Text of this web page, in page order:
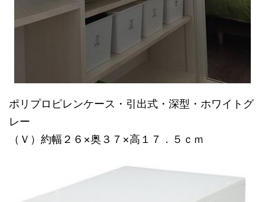
ポリプロピレンケース・引出式・深型・ホワイトグ
レー
（Ｖ）約幅２６×奥３７×高１７．５ｃｍ